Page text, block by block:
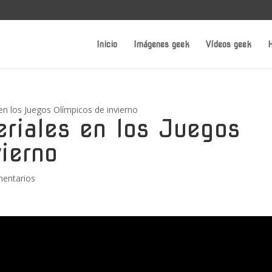
Inicio Imágenes geek Vídeos geek
los Juegos Olímpicos de invierno
en los Juegos